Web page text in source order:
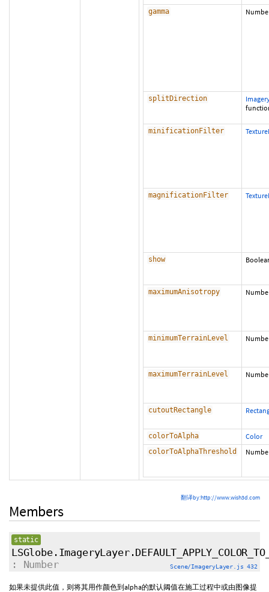
gamma
splitDirection
minificationFilter
magnificationFilter
show
maximumAnisotropy
minimumTerrainLevel
maximumTerrainLevel
cutoutRectangle
colorToAlpha Color
colorToAlphaThreshold
翻译by:http://www.wish3d.com
Members
static
: Number
Scene/ImageryLayer.js 432
如果未提供此值，则将其用作颜色到alpha的默认阈值在施工过程中或由图像提